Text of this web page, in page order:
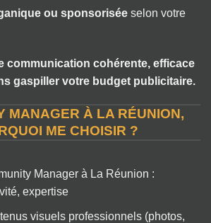
ou sponsoriséeselon votre
communication cohérente, efficace
gaspiller votre budget publicitaire.
MANAGER À LA RÉUNION,
ME CHOISIR ?
Manager à La Réunion :
expertise
visuels professionnels (photos,